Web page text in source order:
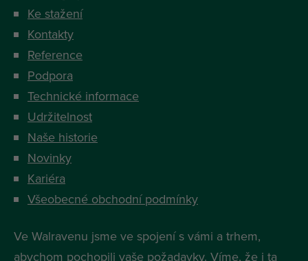
Ke stažení
Kontakty
Reference
Podpora
Technické informace
Udržitelnost
Naše historie
Novinky
Kariéra
Všeobecné obchodní podmínky
Ve Walravenu jsme ve spojení s vámi a trhem,
abychom pochopili vaše požadavky. Víme, že i ta